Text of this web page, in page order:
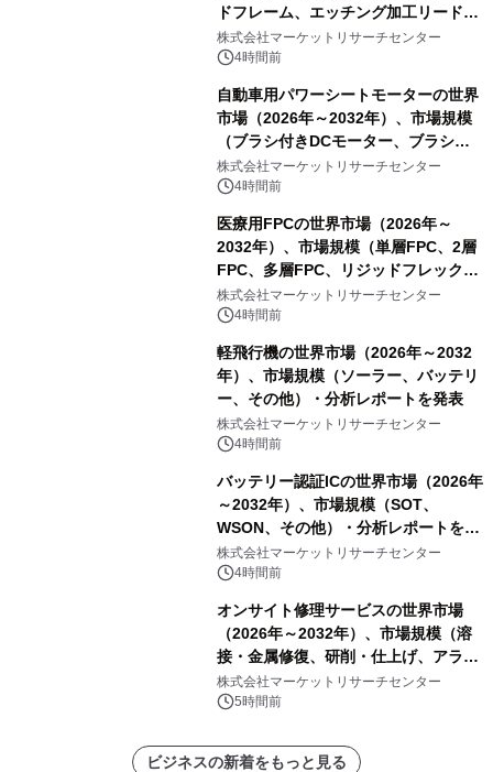
ドフレーム、エッチング加工リードフ
レーム）・分析レポートを発表
株式会社マーケットリサーチセンター
4時間前
自動車用パワーシートモーターの世界
市場（2026年～2032年）、市場規模
（ブラシ付きDCモーター、ブラシレ
スDCモーター）・分析レポートを発
表
株式会社マーケットリサーチセンター
4時間前
医療用FPCの世界市場（2026年～
2032年）、市場規模（単層FPC、2層
FPC、多層FPC、リジッドフレックス
PCB）・分析レポートを発表
株式会社マーケットリサーチセンター
4時間前
軽飛行機の世界市場（2026年～2032
年）、市場規模（ソーラー、バッテリ
ー、その他）・分析レポートを発表
株式会社マーケットリサーチセンター
4時間前
バッテリー認証ICの世界市場（2026年
～2032年）、市場規模（SOT、
WSON、その他）・分析レポートを発
表
株式会社マーケットリサーチセンター
4時間前
オンサイト修理サービスの世界市場
（2026年～2032年）、市場規模（溶
接・金属修復、研削・仕上げ、アライ
メント、その他）・分析レポートを発
表
株式会社マーケットリサーチセンター
5時間前
ビジネスの新着をもっと見る